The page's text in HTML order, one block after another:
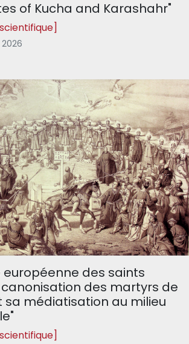
of Kucha and Karashahr"
européenne des saints
des martyrs de
sa médiatisation au milieu